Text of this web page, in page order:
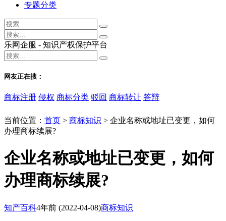
专题分类
乐网企服 - 知识产权保护平台
网友正在搜：
商标注册 侵权 商标分类 驳回 商标转让 答辩
当前位置： 首页 > 商标知识 > 企业名称或地址已变更，如何
办理商标续展?
企业名称或地址已变更，如何
办理商标续展?
知产百科4年前 (2022-04-08)商标知识